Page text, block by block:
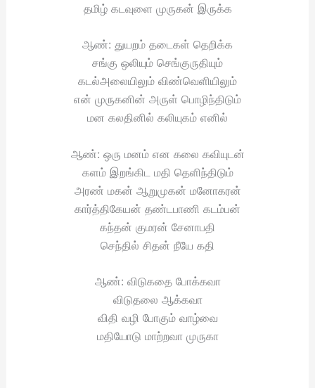
தமிழ் கடவுளை முருகன் இருக்க
ஆண்: துயறம் தடைகள் தெறிக்க
சங்கு ஒலியும் செங்குருதியும்
கடல்அலையிலும் விண்வெளியிலும்
என் முருகனின் அருள் பொழிந்திடும்
மன கலதினில் கலியுகம் எனில்
ஆண்: ஒரு மனம் என கலை கவியுடன்
களம் இறங்கிட மதி தெளிந்திடும்
அரண் மகன் ஆறுமுகன் மனோகரன்
கார்த்திகேயன் தண்டபாணி கடம்பன்
கந்தன் குமரன் சேனாபதி
செந்தில் சிதன் நீயே கதி
ஆண்: விடுகதை போக்கவா
விடுதலை ஆக்கவா
விதி வழி போகும் வாழ்வை
மதியோடு மாற்றவா முருகா